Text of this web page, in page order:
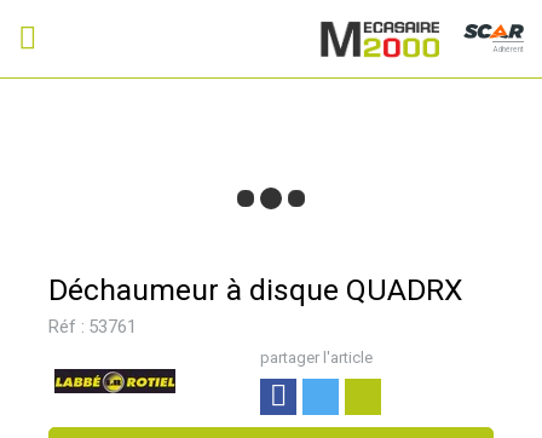
Adhérent
Déchaumeur à disque QUADRX
Réf : 53761
partager l'article